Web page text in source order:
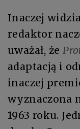
Inaczej
redaktor
uważał, że
adaptacją i
inaczej
wyznaczona
1963 roku.